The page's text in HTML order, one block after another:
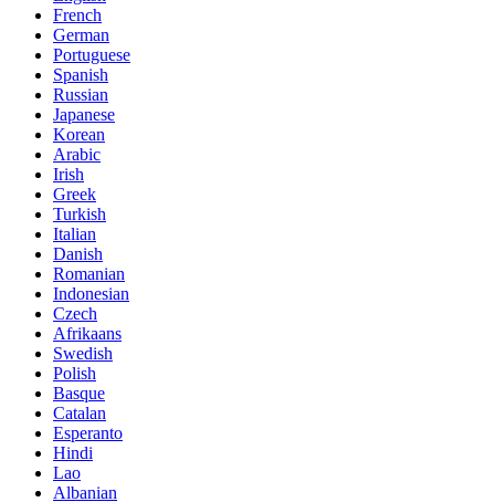
French
German
Portuguese
Spanish
Russian
Japanese
Korean
Arabic
Irish
Greek
Turkish
Italian
Danish
Romanian
Indonesian
Czech
Afrikaans
Swedish
Polish
Basque
Catalan
Esperanto
Hindi
Lao
Albanian